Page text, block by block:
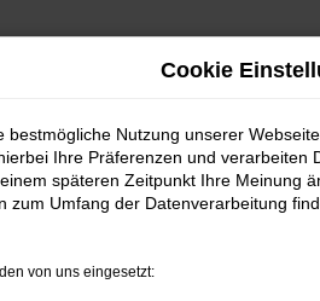
Cookie
bestmögliche Nutzung unserer
Ihre Präferenzen und
späteren Zeitpunkt Ihre Meinung
zum Umfang der Datenverarbeitung
von uns eingesetzt: